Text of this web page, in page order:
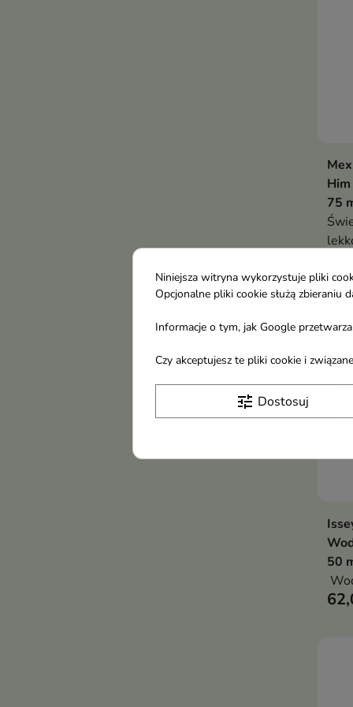
75
50
Niniejsza witryna wykorzystuje pliki
Opcjonalne pliki cookie służą
Informacje o tym, jak Google
Czy akceptujesz te pliki cookie i
tune Dostosuj